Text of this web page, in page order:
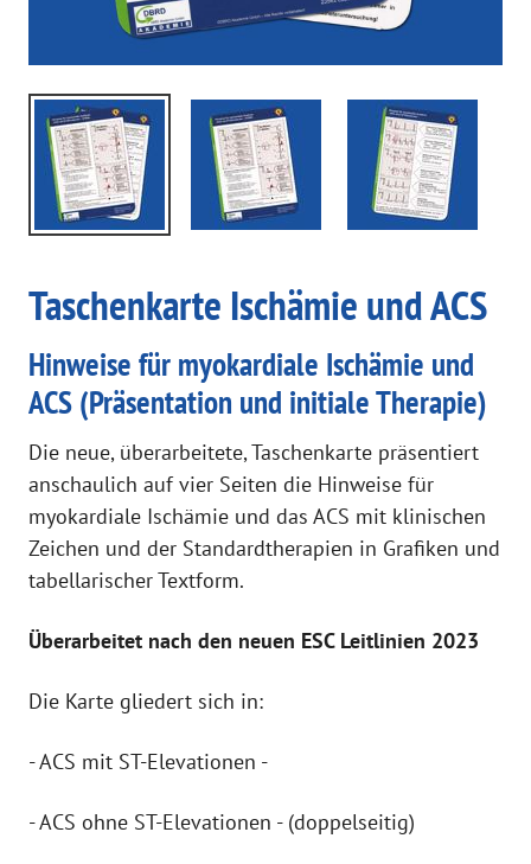
Taschenkarte Ischämie und ACS
Hinweise für myokardiale Ischämie und
ACS (Präsentation und initiale Therapie)
Die neue, überarbeitete, Taschenkarte präsentiert
anschaulich auf vier Seiten die Hinweise für
myokardiale Ischämie und das ACS mit klinischen
Zeichen und der Standardtherapien in Grafiken und
tabellarischer Textform.
Überarbeitet nach den neuen ESC Leitlinien 2023
Die Karte gliedert sich in:
- ACS mit ST-Elevationen -
- ACS ohne ST-Elevationen - (doppelseitig)